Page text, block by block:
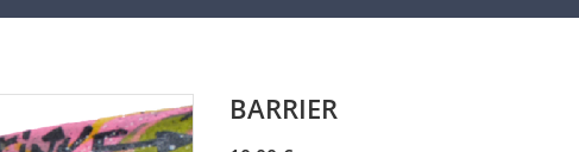
BARRIER